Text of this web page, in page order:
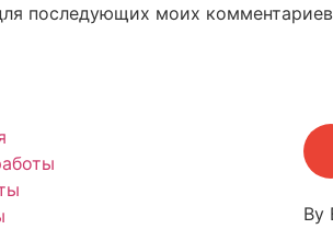
последующих моих
By